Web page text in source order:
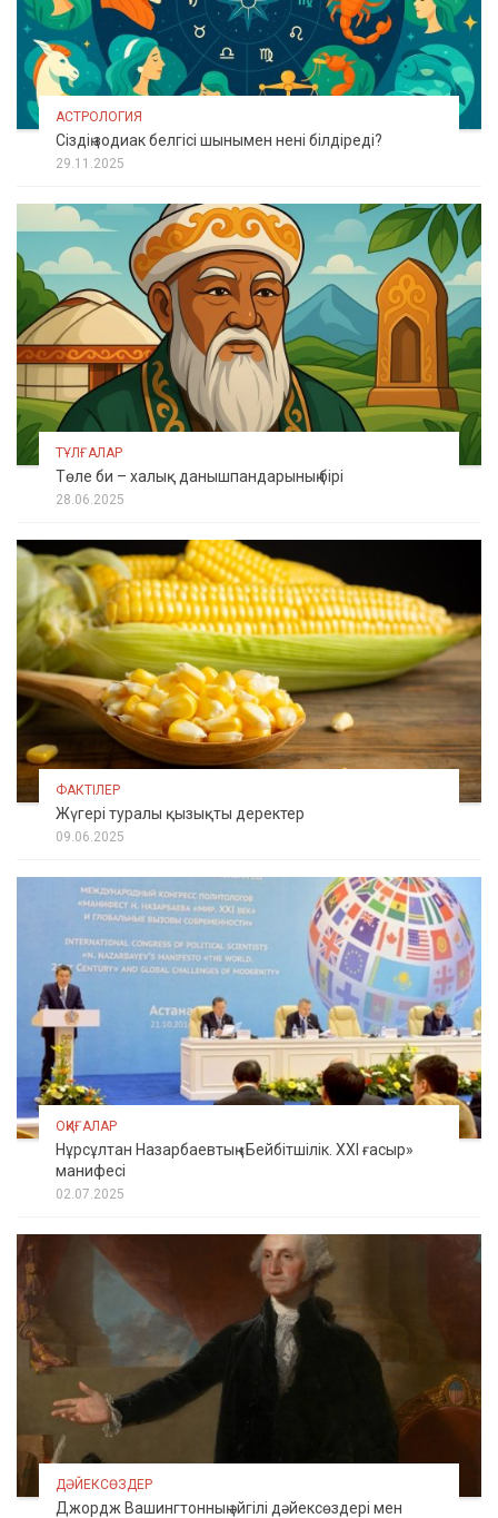
АСТРОЛОГИЯ
Сіздің зодиак белгісі шынымен нені білдіреді?
29.11.2025
ТҰЛҒАЛАР
Төле би – халық данышпандарының бірі
28.06.2025
ФАКТІЛЕР
Жүгері туралы қызықты деректер
09.06.2025
ОҚИҒАЛАР
Нұрсұлтан Назарбаевтың «Бейбітшілік. XXI ғасыр»
манифесі
02.07.2025
ДӘЙЕКСӨЗДЕР
Джордж Вашингтонның әйгілі дәйексөздері мен